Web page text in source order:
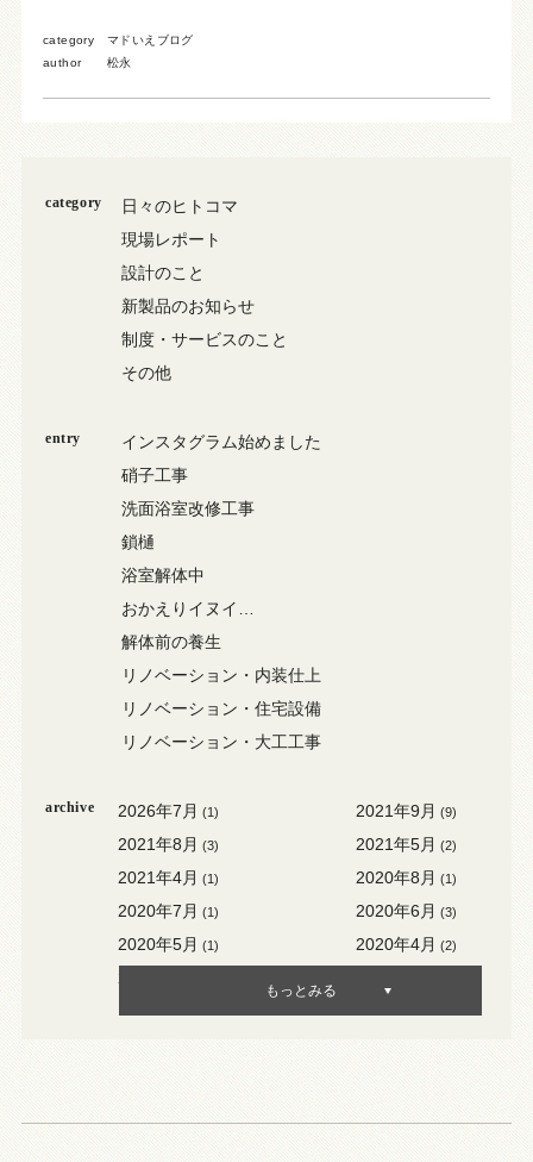
category
マドいえブログ
author
松永
category
日々のヒトコマ
現場レポート
設計のこと
新製品のお知らせ
制度・サービスのこと
その他
entry
インスタグラム始めました
硝子工事
洗面浴室改修工事
鎖樋
浴室解体中
おかえりイヌイ…
解体前の養生
リノベーション・内装仕上
リノベーション・住宅設備
リノベーション・大工工事
archive 2026年7月 (1) 2021年9月 (9)
2021年8月 (3) 2021年5月 (2)
2021年4月 (1) 2020年8月 (1)
2020年7月 (1) 2020年6月 (3)
2020年5月 (1) 2020年4月 (2)
もっとみる